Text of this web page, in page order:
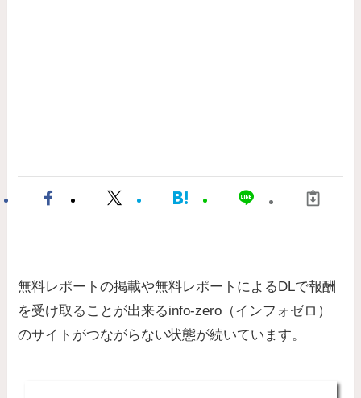
無料レポートの掲載や無料レポートによるDLで報酬
を受け取ることが出来るinfo-zero（インフォゼロ）
のサイトがつながらない状態が続いています。